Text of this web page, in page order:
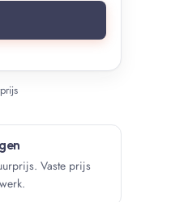
Vaste prijs